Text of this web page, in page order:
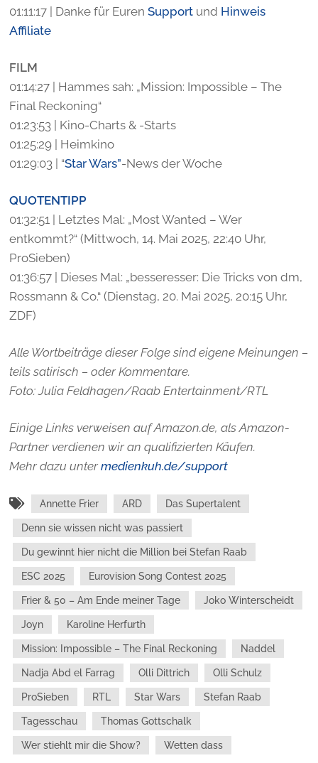
01:11:17 | Danke für EurenSupport und Hinweis
Affiliate
FILM
01:14:27 | Hammes sah: „Mission: Impossible – The
Final Reckoning“
01:23:53 | Kino-Charts & -Starts
01:25:29 | Heimkino
01:29:03 | “Star Wars”-News der Woche
QUOTENTIPP
01:32:51 | Letztes Mal: „Most Wanted – Wer
entkommt?“ (Mittwoch, 14. Mai 2025, 22:40 Uhr,
ProSieben)
01:36:57 | Dieses Mal: „besseresser: Die Tricks von dm,
Rossmann & Co.“ (Dienstag, 20. Mai 2025, 20:15 Uhr,
ZDF)
Alle Wortbeiträge dieser Folge sind eigene Meinungen –
teils satirisch – oder Kommentare.
Foto: Julia Feldhagen/Raab Entertainment/RTL
Einige Links verweisen auf Amazon.de, als Amazon-
Partner verdienen wir an qualifizierten Käufen.
Mehr dazu untermedienkuh.de/support
Annette Frier ARD Das Supertalent
Denn sie wissen nicht was passiert
Du gewinnt hier nicht die Million bei Stefan Raab
ESC 2025 Eurovision Song Contest 2025
Frier & 50 – Am Ende meiner Tage Joko Winterscheidt
Joyn Karoline Herfurth
Mission: Impossible – The Final Reckoning Naddel
Nadja Abd el Farrag Olli Dittrich Olli Schulz
ProSieben RTL Star Wars Stefan Raab
Tagesschau Thomas Gottschalk
Wer stiehlt mir die Show? Wetten dass